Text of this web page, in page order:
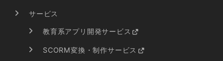
サービス
教育系アプリ開発サービス
SCORM変換・制作サービス